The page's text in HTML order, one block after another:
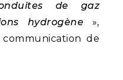
de gaz
hydrogène»,
de